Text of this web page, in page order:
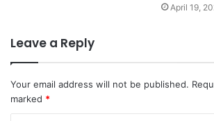
April 19,
Leave a Reply
Your email address will not be published.
marked *